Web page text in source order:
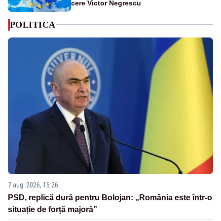
cere Victor Negrescu
POLITICA
7 aug. 2026, 15:26
PSD, replică dură pentru Bolojan: „România este într-o
situație de forță majoră”